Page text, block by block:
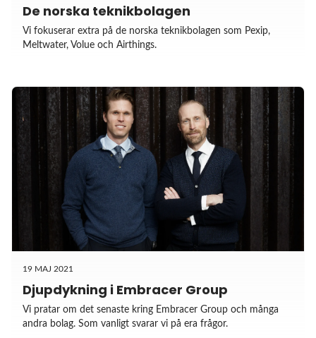
De norska teknikbolagen
Vi fokuserar extra på de norska teknikbolagen som Pexip,
Meltwater, Volue och Airthings.
19 MAJ 2021
Djupdykning i Embracer Group
Vi pratar om det senaste kring Embracer Group och många
andra bolag. Som vanligt svarar vi på era frågor.